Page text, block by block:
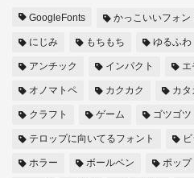
GoogleFonts かっこいいフォン
にじみ もちもち ゆるふわ
アンチック インパクト エ
オノマトペ カクカク カタ
クラフト ゲーム ゴツゴツ
テロップに向いてるフォント
ホラー ボールペン ポップ